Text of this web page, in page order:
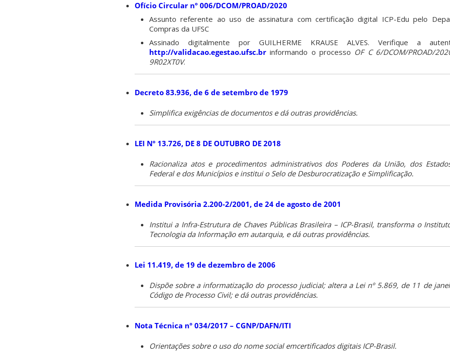
Ofício Circular nº 006/DCOM/PROAD/2020
Assunto referente ao uso de assinatura com certificação digital ICP-Edu pelo
Compras da UFSC
Assinado digitalmente por GUILHERME KRAUSE ALVES. Verifique a
http://validacao.egestao.ufsc.br informando o processo OF C 6/DCOM/PROAD/
9R02XT0V.
Decreto 83.936, de 6 de setembro de 1979
Simplifica exigências de documentos e dá outras providências.
LEI Nº 13.726, DE 8 DE OUTUBRO DE 2018
Racionaliza atos e procedimentos administrativos dos Poderes da União, dos
Federal e dos Municípios e institui o Selo de Desburocratização e Simplificação.
Medida Provisória 2.200-2/2001, de 24 de agosto de 2001
Institui a Infra-Estrutura de Chaves Públicas Brasileira – ICP-Brasil, transforma o
Tecnologia da Informação em autarquia, e dá outras providências.
Lei 11.419, de 19 de dezembro de 2006
Dispõe sobre a informatização do processo judicial; altera a Lei nº 5.869, de 11 de
Código de Processo Civil; e dá outras providências.
Nota Técnica nº 034/2017 – CGNP/DAFN/ITI
Orientações sobre o uso do nome social emcertificados digitais ICP-Brasil.